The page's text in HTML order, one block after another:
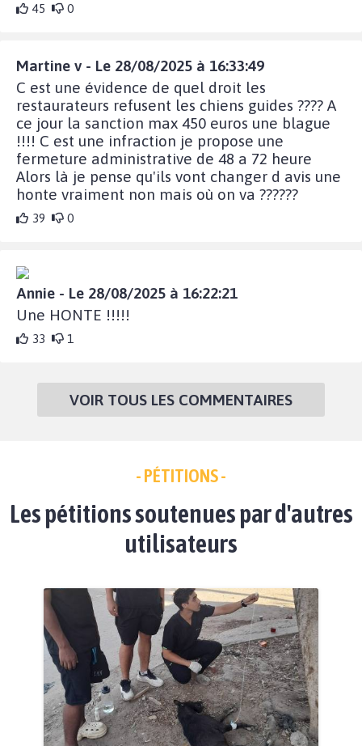
45 0
Martine v - Le 28/08/2025 à 16:33:49
C est une évidence de quel droit les
restaurateurs refusent les chiens guides ???? A
ce jour la sanction max 450 euros une blague
!!!! C est une infraction je propose une
fermeture administrative de 48 a 72 heure
Alors là je pense qu'ils vont changer d avis une
honte vraiment non mais où on va ??????
39 0
Annie - Le 28/08/2025 à 16:22:21
Une HONTE !!!!!
33 1
VOIR TOUS LES COMMENTAIRES
- PÉTITIONS -
Les pétitions soutenues par d'autres
utilisateurs